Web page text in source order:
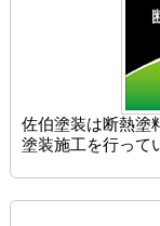
佐伯塗装は断熱塗
塗装施工を行って